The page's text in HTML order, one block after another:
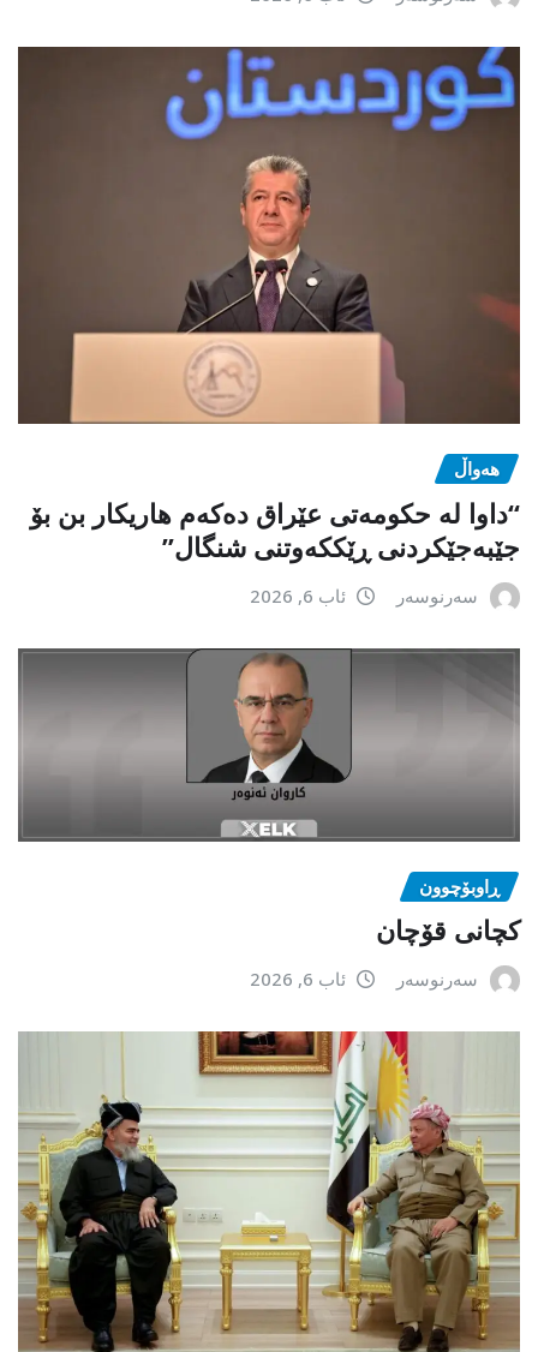
هەواڵ
“داوا لە حكومەتی عێراق دەكەم هاریكار بن بۆ
جێبەجێكردنی ڕێككەوتنی شنگال”
سەرنوسەر ئاب 6, 2026
ڕاوبۆچوون
کچانی قۆچان
سەرنوسەر ئاب 6, 2026